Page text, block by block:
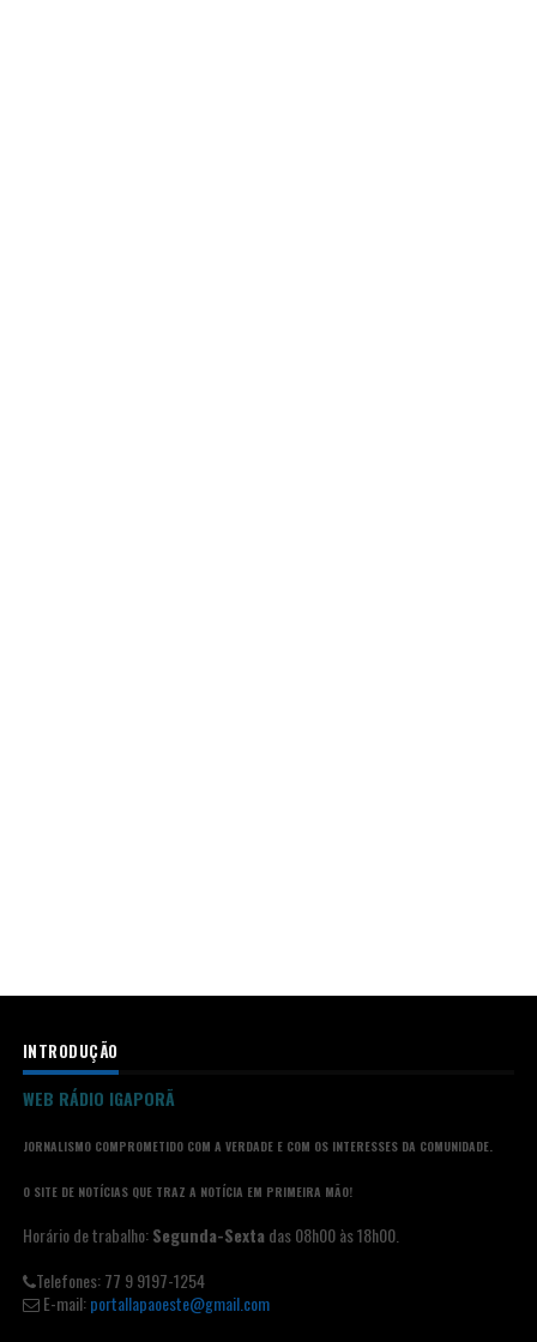
INTRODUÇÃO
WEB RÁDIO IGAPORÃ
JORNALISMO COMPROMETIDO COM A VERDADE E COM OS INTERESSES DA COMUNIDADE.
O SITE DE NOTÍCIAS QUE TRAZ A NOTÍCIA EM PRIMEIRA MÃO!
Horário de trabalho:Segunda-Sexta das 08h00 às 18h00.
Telefones: 77 9 9197-1254
E-mail:portallapaoeste@gmail.com